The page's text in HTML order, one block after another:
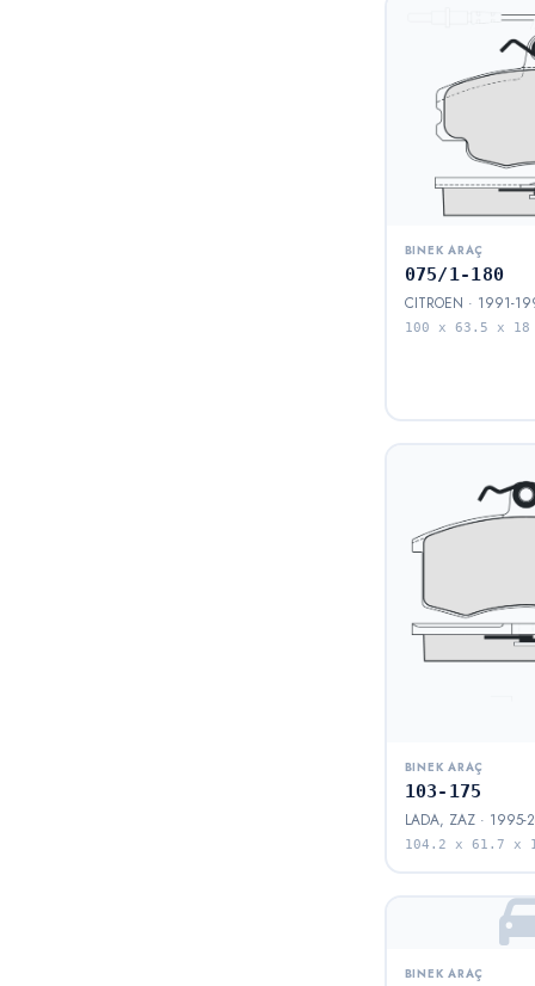
BINEK ARAÇ
075/1-180
CITROEN · 1991-
100 x 63.5 x 18
BINEK ARAÇ
103-175
LADA, ZAZ · 1995-
104.2 x 61.7 x
BINEK ARAÇ